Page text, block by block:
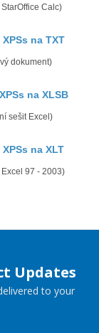
Calc)
na TXT
dokument)
na XLSB
sešit Excel)
na XLT
97 - 2003)
Updates
to your